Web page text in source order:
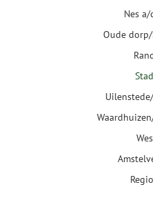
Nes
Oude